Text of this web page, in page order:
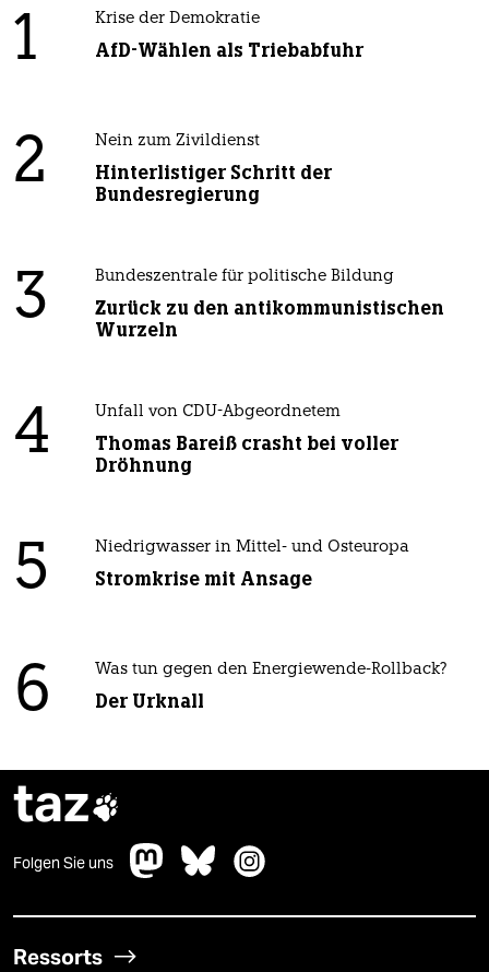
1 Krise der Demokratie
AfD-Wählen als Triebabfuhr
2 Nein zum Zivildienst
Hinterlistiger Schritt der
Bundesregierung
3 Bundeszentrale für politische Bildung
Zurück zu den antikommunistischen
Wurzeln
4 Unfall von CDU-Abgeordnetem
Thomas Bareiß crasht bei voller
Dröhnung
5 Niedrigwasser in Mittel- und Osteuropa
Stromkrise mit Ansage
6 Was tun gegen den Energiewende-Rollback?
Der Urknall
taz
Folgen Sie uns
Ressorts